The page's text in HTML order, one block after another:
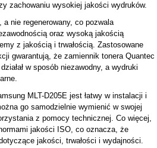
zachowaniu wysokiej jakości wydruków.
a nie regenerowany, co pozwala
oraz wysoką jakością
z jakością i trwałością. Zastosowane
gwarantują, że zamiennik tonera Quantec
w sposób niezawodny, a wydruki
MLT-D205E jest łatwy w instalacji i
go samodzielnie wymienić w swojej
z pomocy technicznej. Co więcej,
jakości ISO, co oznacza, że
jakości, trwałości i wydajności.